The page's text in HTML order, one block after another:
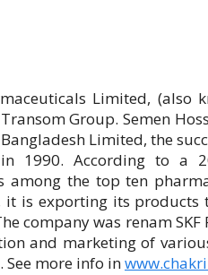
Limited, (also
Group. Semen
Limited, the
1990. According to a
among the top ten
is exporting its products
company was renam
and marketing of
more info in